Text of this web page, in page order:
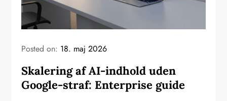
Posted on: 18. maj 2026
Skalering af AI-indhold uden
Google-straf: Enterprise guide